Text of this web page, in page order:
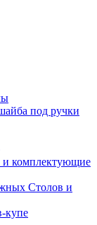
под ручки
комплектующие
Столов и
купе